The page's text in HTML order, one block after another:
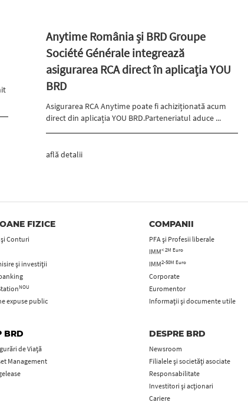
Anytime România și BRD Groupe
Société Générale integrează
asigurarea RCA direct în aplicația YOU
BRD
Asigurarea RCA Anytime poate fi achiziționată acum
direct din aplicația YOU BRD.Parteneriatul aduce ...
află detalii
FIZICE
Conturi
și investiții
NOU
expuse public
COMPANII
PFA şi Profesii liberale
IMM< 2M Euro
IMM2-50M Euro
Corporate
Euromentor
Informații și documente utile
BRD
de Viață
Management
DESPRE BRD
Newsroom
Filialele și societăți asociate
Responsabilitate
Investitori și acționari
Cariere